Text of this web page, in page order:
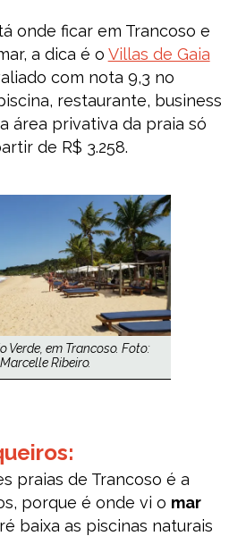
onde ficar em Trancoso e
a dica é o Villas de Gaia
com nota 9,3 no
restaurante, business
área privativa da praia só
de R$ 3.258.
Verde, em Trancoso. Foto:
Marcelle Ribeiro.
praias de Trancoso é a
porque é onde vi o mar
baixa as piscinas naturais